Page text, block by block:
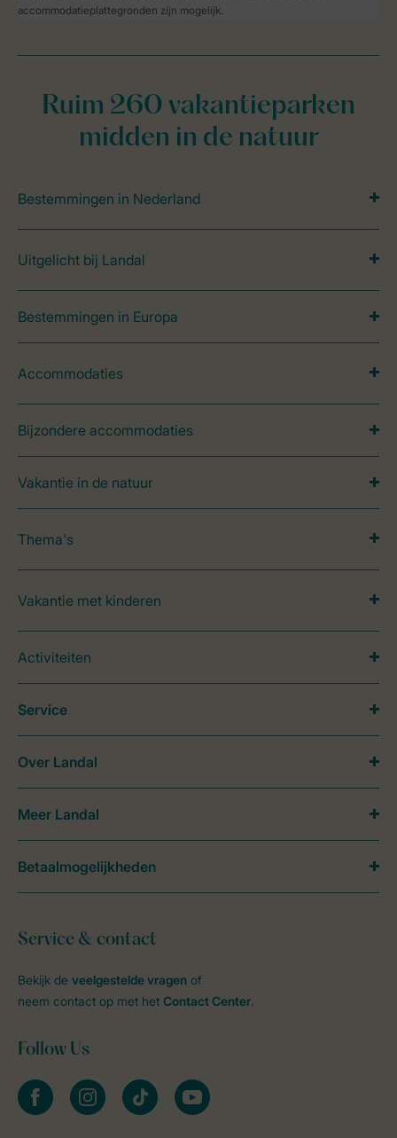
accommodatieplattegronden zijn mogelijk.
Ruim 260 vakantieparken
midden in de natuur
Bestemmingen in Nederland
Uitgelicht bij Landal
Bestemmingen in Europa
Accommodaties
Bijzondere accommodaties
Vakantie in de natuur
Thema's
Vakantie met kinderen
Activiteiten
Service & contact
Bekijk de veelgestelde vragen of
neem contact op met het Contact Center.
Follow Us
facebookinstagramtiktok youtube
Service
Over Landal
Meer Landal
Betaalmogelijkheden